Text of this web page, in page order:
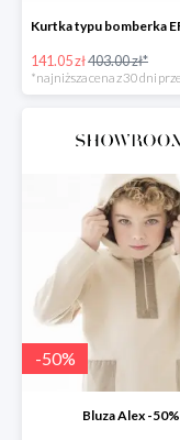
141.05 zł403.00 zł*
-50%
Bluza Alex -50%